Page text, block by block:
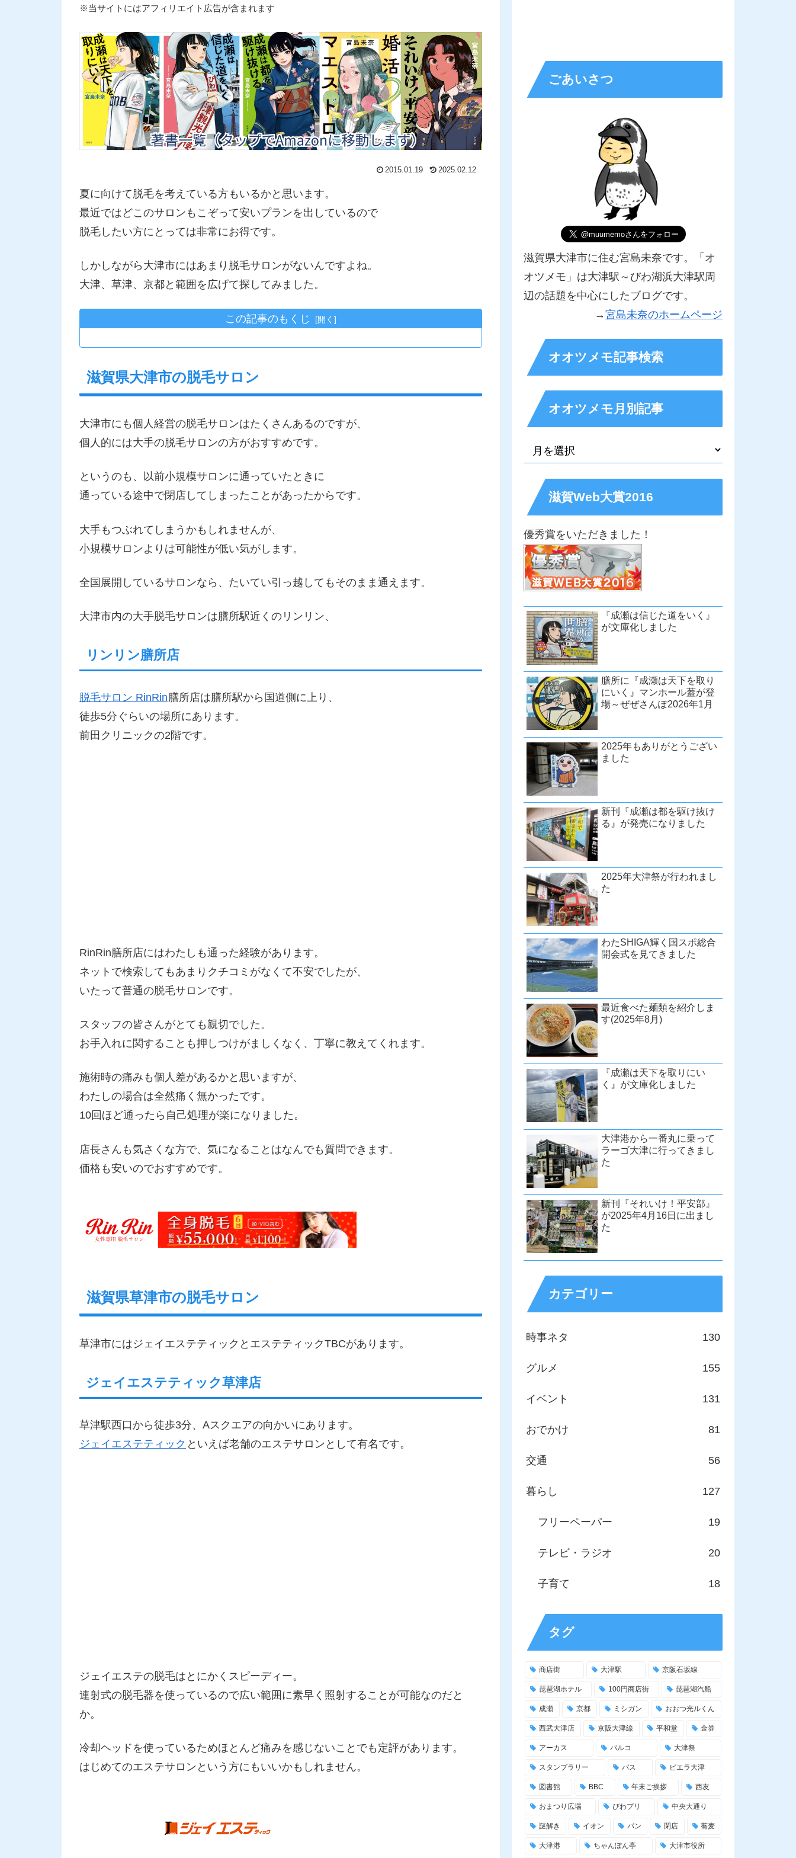
※当サイトにはアフィリエイト広告が含まれます
2015.01.19 2025.02.12
夏に向けて脱毛を考えている方もいるかと思います。
最近ではどこのサロンもこぞって安いプランを出しているので
脱毛したい方にとっては非常にお得です。
しかしながら大津市にはあまり脱毛サロンがないんですよね。
大津、草津、京都と範囲を広げて探してみました。
この記事のもくじ
滋賀県大津市の脱毛サロン
大津市にも個人経営の脱毛サロンはたくさんあるのですが、
個人的には大手の脱毛サロンの方がおすすめです。
というのも、以前小規模サロンに通っていたときに
通っている途中で閉店してしまったことがあったからです。
大手もつぶれてしまうかもしれませんが、
小規模サロンよりは可能性が低い気がします。
全国展開しているサロンなら、たいてい引っ越してもそのまま通えます。
大津市内の大手脱毛サロンは膳所駅近くのリンリン、
リンリン膳所店
脱毛サロン RinRin 膳所店は膳所駅から国道側に上り、
徒歩5分ぐらいの場所にあります。
前田クリニックの2階です。
RinRin膳所店にはわたしも通った経験があります。
ネットで検索してもあまりクチコミがなくて不安でしたが、
いたって普通の脱毛サロンです。
スタッフの皆さんがとても親切でした。
お手入れに関することも押しつけがましくなく、丁寧に教えてくれます。
施術時の痛みも個人差があるかと思いますが、
わたしの場合は全然痛く無かったです。
10回ほど通ったら自己処理が楽になりました。
店長さんも気さくな方で、気になることはなんでも質問できます。
価格も安いのでおすすめです。
滋賀県草津市の脱毛サロン
草津市にはジェイエステティックとエステティックTBCがあります。
ジェイエステティック草津店
草津駅西口から徒歩3分、Aスクエアの向かいにあります。
ジェイエステティック といえば老舗のエステサロンとして有名です。
ジェイエステの脱毛はとにかくスピーディー。
連射式の脱毛器を使っているので広い範囲に素早く照射することが可能なのだと
か。
冷却ヘッドを使っているためほとんど痛みを感じないことでも定評があります。
はじめてのエステサロンという方にもいいかもしれません。
ごあいさつ
滋賀県大津市に住む宮島未奈です。「オ
オツメモ」は大津駅～びわ湖浜大津駅周
辺の話題を中心にしたブログです。
→宮島未奈のホームページ
オオツメモ記事検索
オオツメモ月別記事
滋賀Web大賞2016
優秀賞をいただきました！
『成瀬は信じた道をいく』
が文庫化しました
膳所に『成瀬は天下を取り
にいく』マンホール蓋が登
場～ぜぜさんぽ2026年1月
2025年もありがとうござい
ました
新刊『成瀬は都を駆け抜け
る』が発売になりました
2025年大津祭が行われまし
た
わたSHIGA輝く国スポ総合
開会式を見てきました
最近食べた麺類を紹介しま
す(2025年8月)
『成瀬は天下を取りにい
く』が文庫化しました
大津港から一番丸に乗って
ラーゴ大津に行ってきまし
た
新刊『それいけ！平安部』
が2025年4月16日に出まし
た
カテゴリー
時事ネタ 130
グルメ 155
イベント 131
おでかけ 81
交通 56
暮らし 127
フリーペーパー 19
テレビ・ラジオ 20
子育て 18
タグ
商店街 大津駅 京阪石坂線
琵琶湖ホテル 100円商店街 琵琶湖汽船
成瀬 京都 ミシガン おおつ光ルくん
西武大津店 京阪大津線 平和堂 金券
アーカス パルコ 大津祭
スタンプラリー バス ビエラ大津
図書館 BBC 年末ご挨拶 西友
おまつり広場 びわプリ 中央大通り
謎解き イオン パン 閉店 蕎麦
大津港 ちゃんぽん亭 大津市役所